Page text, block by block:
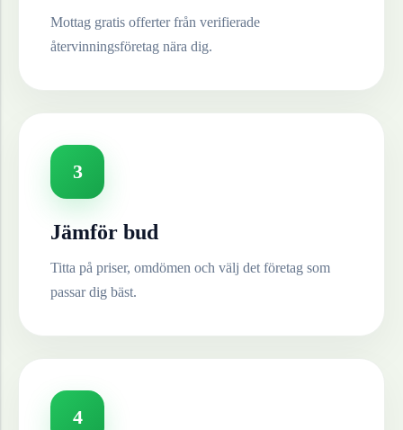
Mottag gratis offerter från verifierade
återvinningsföretag nära dig.
3
Jämför bud
Titta på priser, omdömen och välj det företag som
passar dig bäst.
4